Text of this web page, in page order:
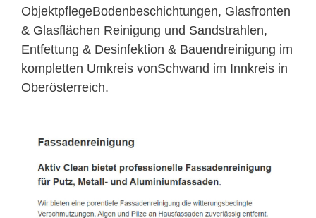
ObjektpflegeBodenbeschichtungen, Glasfronten
& Glasflächen Reinigung und Sandstrahlen,
Entfettung & Desinfektion & Bauendreinigung im
kompletten Umkreis vonSchwand im Innkreis in
Oberösterreich.